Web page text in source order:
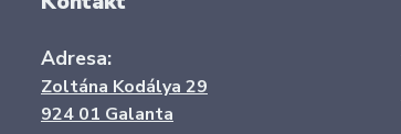
Adresa:
Zoltána Kodálya 29
924 01 Galanta